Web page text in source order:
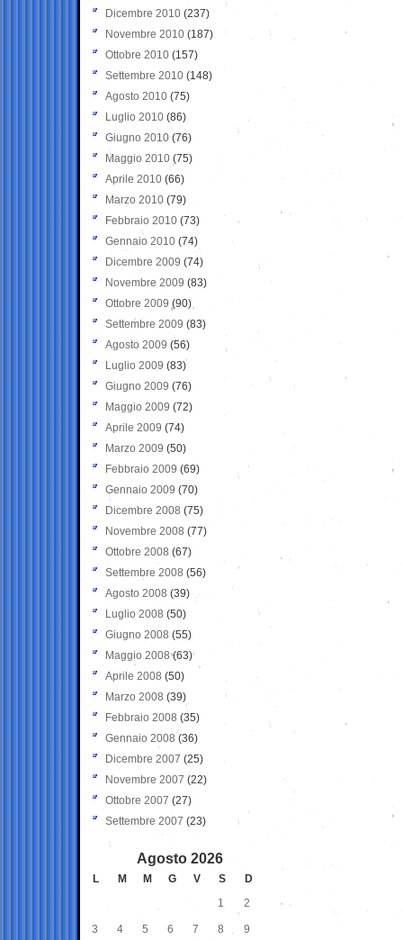
Dicembre 2010 (237)
Novembre 2010 (187)
Ottobre 2010 (157)
Settembre 2010 (148)
Agosto 2010 (75)
Luglio 2010 (86)
Giugno 2010 (76)
Maggio 2010 (75)
Aprile 2010 (66)
Marzo 2010 (79)
Febbraio 2010 (73)
Gennaio 2010 (74)
Dicembre 2009 (74)
Novembre 2009 (83)
Ottobre 2009 (90)
Settembre 2009 (83)
Agosto 2009 (56)
Luglio 2009 (83)
Giugno 2009 (76)
Maggio 2009 (72)
Aprile 2009 (74)
Marzo 2009 (50)
Febbraio 2009 (69)
Gennaio 2009 (70)
Dicembre 2008 (75)
Novembre 2008 (77)
Ottobre 2008 (67)
Settembre 2008 (56)
Agosto 2008 (39)
Luglio 2008 (50)
Giugno 2008 (55)
Maggio 2008(63)
Aprile 2008 (50)
Marzo 2008 (39)
Febbraio 2008 (35)
Gennaio 2008 (36)
Dicembre 2007 (25)
Novembre 2007 (22)
Ottobre 2007 (27)
Settembre 2007 (23)
Agosto 2026
L M M G V S
D
1
2
3 4 5 6 7 8 9